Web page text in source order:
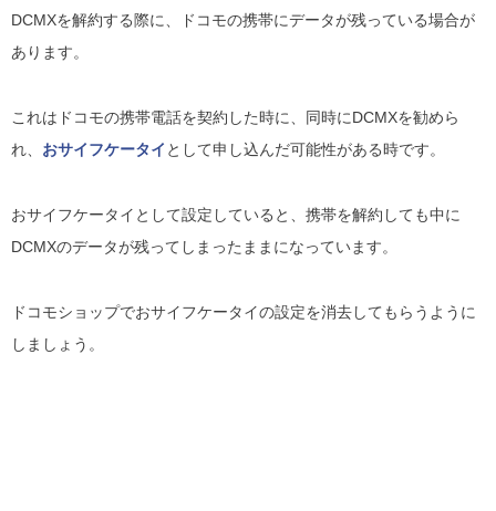
DCMXを解約する際に、ドコモの携帯にデータが残っている場合が
あります。
これはドコモの携帯電話を契約した時に、同時にDCMXを勧めら
れ、 おサイフケータイ として申し込んだ可能性がある時です。
おサイフケータイとして設定していると、携帯を解約しても中に
DCMXのデータが残ってしまったままになっています。
ドコモショップでおサイフケータイの設定を消去してもらうように
しましょう。